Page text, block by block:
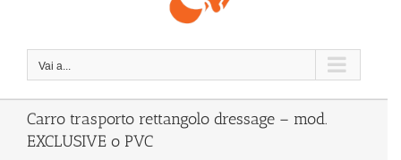
Vai a...
Carro trasporto rettangolo dressage – mod.
EXCLUSIVE o PVC